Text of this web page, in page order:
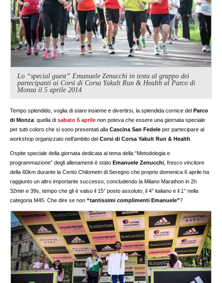
Lo “special guest” Emanuele Zenucchi in testa al gruppo dei
partecipanti ai Corsi di Corsa Yakult Run & Health al Parco di
Monza il 5 aprile 2014
Tempo splendido, voglia di stare insieme e divertirsi, la splendida cornice del Parco
di Monza: quella disabato 5 aprile non poteva che essere una giornata speciale
per tutti coloro che si sono presentati allaCascina San Fedele per partecipare al
workshop organizzato nell’ambito deiCorsi di Corsa Yakult Run & Health.
Ospite speciale della giornata dedicata al tema della “Metodologia e
programmazione” degli allenamenti è stato Emanuele Zenucchi, fresco vincitore
della 60km durante la Cento Chilometri di Seregno che proprio domenica 6 aprile ha
raggiunto un altro importante successo, concludendo la Milano Marathon in 2h
32min e 39s, tempo che gli è valso il 15° posto assoluto, il 4° italiano e il 1° nella
categoria M45. Che dire se non“tantissimi complimenti Emanuele”?